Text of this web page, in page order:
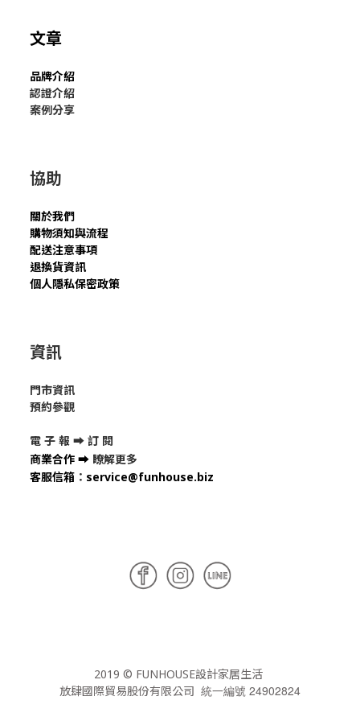
文章
品牌介紹
認證介紹
案例分享
協助
關於我們
購物須知與流程
配送注意事項
退換貨資訊
個人隱私保密政策
資訊
門市資訊
預約參觀
電 子 報 ➡ 訂 閱
商業合作 ➡ 瞭解更多
客服信箱 ： service@funhouse.biz
2019 © FUNHOUSE設計家居生活
放肆國際貿易股份有限公司 統一編號 24902824